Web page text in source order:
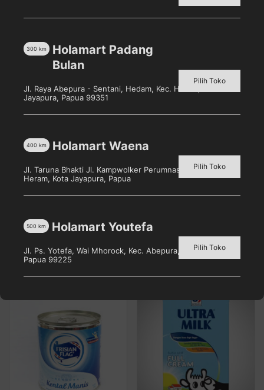
Produk Terkait
Pilih toko untuk melihat
Detail
Sold out!
Pilih toko untuk melihat
Holamart Padang
Bulan
300 km
Jl. Raya Abepura - Sentani, Hedam, Kec. Heram, Kota
Jayapura, Papua 99351
Pilih Toko
Holamart Waena
400 km
Jl. Taruna Bhakti Jl. Kampwolker Perumnas 3, Waena, Kec.
Heram, Kota Jayapura, Papua
Pilih Toko
Holamart Youtefa
500 km
Jl. Ps. Yotefa, Wai Mhorock, Kec. Abepura, Kota Jayapura,
Papua 99225
Pilih Toko